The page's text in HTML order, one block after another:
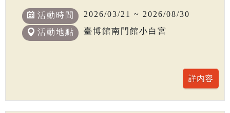
活動時間 2026/03/21 ~ 2026/08/30
活動地點 臺博館南門館小白宮